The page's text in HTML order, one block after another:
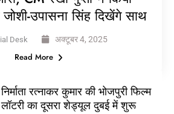
उपासना सिंह दिखेंगे साथ
Desk अक्टूबर 4, 2025
Read More
निर्माता रत्नाकर कुमार की भोजपुरी फिल्म
लॉटरी का दूसरा शेड्यूल दुबई में शुरू